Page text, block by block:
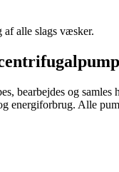
alle slags væsker.
bearbejdes og
energiforbrug. Alle